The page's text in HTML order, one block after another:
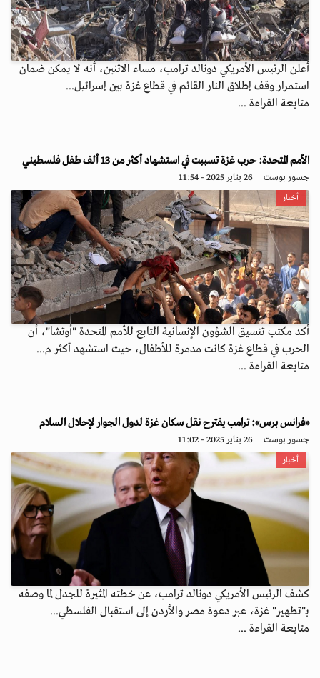
أعلن الرئيس الأمريكي دونالد ترامب، مساء الاثنين، أنه لا يمكن ضمان
استمرار وقف إطلاق النار القائم في قطاع غزة بين إسرائيل...
متابعة القراءة ...
الأمم المتحدة: حرب غزة تسببت في استشهاد أكثر من 13 ألف طفل فلسطيني
جسور بوست 26 يناير 2025 - 11:54
أخبار
أكد مكتب تنسيق الشؤون الإنسانية التابع للأمم المتحدة "أوتشا"، أن
الحرب في قطاع غزة كانت مدمرة للأطفال، حيث استشهد أكثر م...
متابعة القراءة ...
«فرانس برس»: ترامب يقترح نقل سكان غزة لدول الجوار لإحلال السلام
جسور بوست 26 يناير 2025 - 11:02
أخبار
كشف الرئيس الأمريكي دونالد ترامب، عن خطته المثيرة للجدل لما وصفه
بـ"تطهير" غزة، عبر دعوة مصر والأردن إلى استقبال الفلسطي...
متابعة القراءة ...